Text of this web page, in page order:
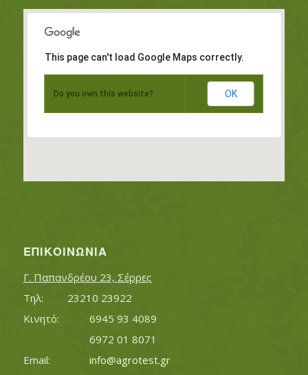
This page can't load Google Maps correctly.
Do you own this website? OK
ΕΠΙΚΟΙΝΩΝΊΑ
Γ. Παπανδρέου 23, Σέρρες
Τηλ:		23210 23922
Κινητό:		6945 93 4089
			6972 01 8071
info@agrotest.gr